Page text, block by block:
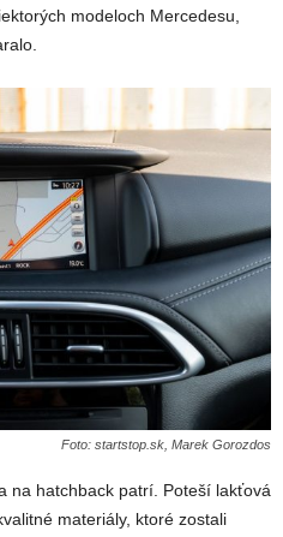
modeloch Mercedesu,
Foto: startstop.sk, Marek Gorozdos
na hatchback patrí. Poteší lakťová
materiály, ktoré zostali